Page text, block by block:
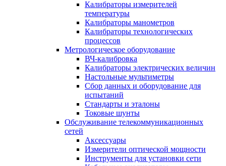
Калибраторы измерителей
температуры
Калибраторы манометров
Калибраторы технологических
процессов
Метрологическое оборудование
ВЧ-калибровка
Калибраторы электрических величин
Настольные мультиметры
Сбор данных и оборудование для
испытаний
Стандарты и эталоны
Токовые шунты
Обслуживание телекоммуникационных
сетей
Аксессуары
Измерители оптической мощности
Инструменты для установки сети